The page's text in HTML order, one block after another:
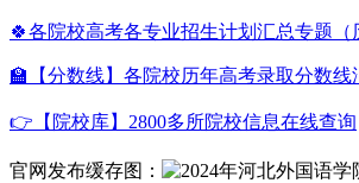
🍀各院校高考各专业招生计划汇总专题（
🏫【分数线】各院校历年高考录取分数线
👉【院校库】2800多所院校信息在线查询
官网发布缓存图：